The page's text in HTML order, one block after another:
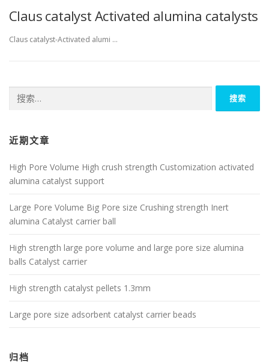
Claus catalyst Activated alumina catalysts
Claus catalyst-Activated alumi …
索：
近期文章
High Pore Volume High crush strength Customization activated
alumina catalyst support
Large Pore Volume Big Pore size Crushing strength Inert
alumina Catalyst carrier ball
High strength large pore volume and large pore size alumina
balls Catalyst carrier
High strength catalyst pellets 1.3mm
Large pore size adsorbent catalyst carrier beads
归档